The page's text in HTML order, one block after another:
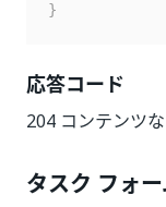
}
応答コード
204 コンテンツ
タスク フォ